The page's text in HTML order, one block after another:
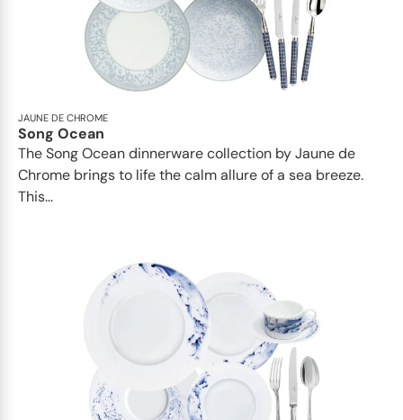
JAUNE DE CHROME
Song Ocean
The Song Ocean dinnerware collection by Jaune de
Chrome brings to life the calm allure of a sea breeze.
This...